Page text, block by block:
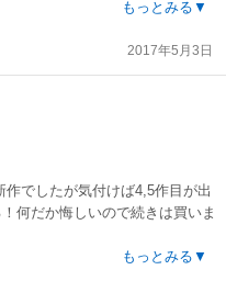
、かといって大きな山にも当た
アイドルではない。新進俳優？
の、役柄から来るイメージを守
るプロセスでは、彼にカモフラ
、二人の交際が真剣になること
くことを恐れて結婚は事務所が
もっとみる▼
2017年5月3日
でしたが気付けば4,5作目が出
何だか悔しいので続きは買いま
もっとみる▼